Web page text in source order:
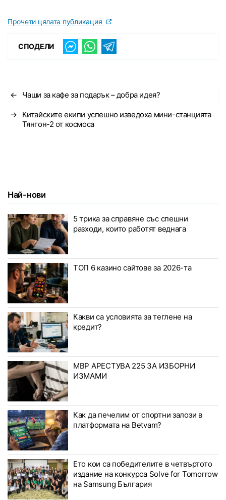
Прочети цялата публикация
СПОДЕЛИ
← Чаши за кафе за подарък – добра идея?
→
Китайските екипи успешно изведоха мини-станцията
Тянгон-2 от космоса
Най-нови
5 трика за справяне със спешни
разходи, които работят веднага
ТОП 6 казино сайтове за 2026-та
Какви са условията за теглене на
кредит?
МВР АРЕСТУВА 225 ЗА ИЗБОРНИ
ИЗМАМИ
Как да печелим от спортни залози в
платформата на Betvam?
Ето кои са победителите в четвъртото
издание на конкурса Solve for Tomorrow
на Samsung България